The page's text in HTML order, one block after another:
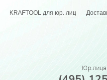
KRAFTOOL для юр. лиц
Юр.лица